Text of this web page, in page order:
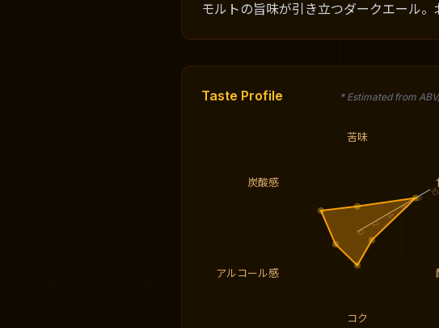
モルトの旨味が引き立つダークエール。
Taste Profile * Estimated from
苦味
コク
アルコール感
炭酸感
0
2
4
6
8
10